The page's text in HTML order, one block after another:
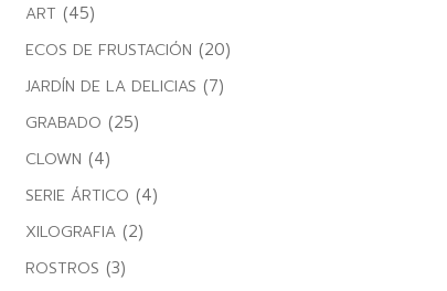
ART (45)
ECOS DE FRUSTACIÓN (20)
JARDÍN DE LA DELICIAS (7)
GRABADO (25)
CLOWN (4)
SERIE ÁRTICO (4)
XILOGRAFIA (2)
ROSTROS (3)